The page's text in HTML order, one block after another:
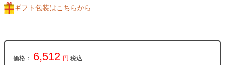
ギフト包装はこちらから
価格： 6,512 円 税込